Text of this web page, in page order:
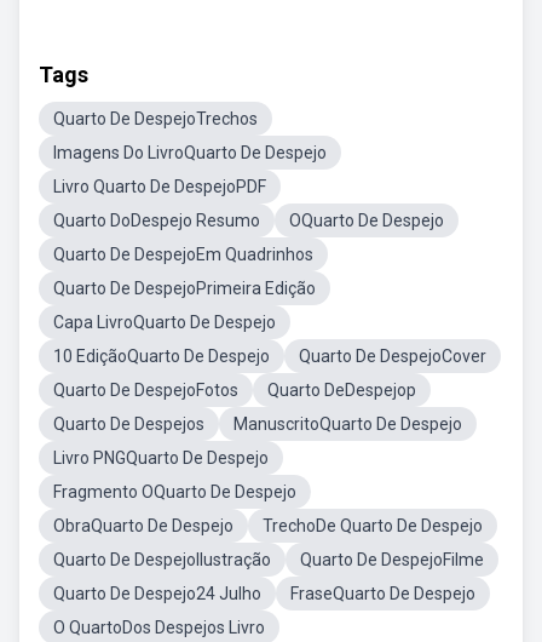
Tags
Quarto De DespejoTrechos
Imagens Do LivroQuarto De Despejo
Livro Quarto De DespejoPDF
Quarto DoDespejo Resumo
OQuarto De Despejo
Quarto De DespejoEm Quadrinhos
Quarto De DespejoPrimeira Edição
Capa LivroQuarto De Despejo
10 EdiçãoQuarto De Despejo
Quarto De DespejoCover
Quarto De DespejoFotos
Quarto DeDespejop
Quarto De Despejos
ManuscritoQuarto De Despejo
Livro PNGQuarto De Despejo
Fragmento OQuarto De Despejo
ObraQuarto De Despejo
TrechoDe Quarto De Despejo
Quarto De DespejoIlustração
Quarto De DespejoFilme
Quarto De Despejo24 Julho
FraseQuarto De Despejo
O QuartoDos Despejos Livro